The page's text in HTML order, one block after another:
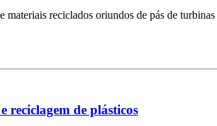
reciclados oriundos de pás de
reciclagem de plásticos